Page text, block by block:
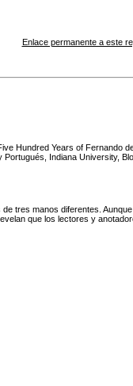
Enlace permanente a este
Hundred Years of Fernando
Indiana University,
tres manos diferentes.
que los lectores y